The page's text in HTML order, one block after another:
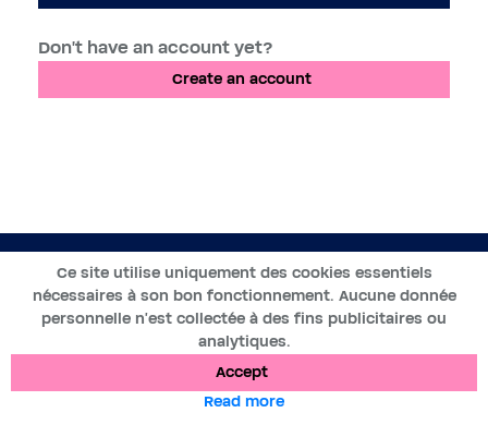
Don't have an account yet?
Create an account
EN
2019-2025 ©BWT by Wess Soft - All rights reserved
Data protectionCookiesLegal notices
Accept
Ce site utilise uniquement des cookies essentiels
nécessaires à son bon fonctionnement. Aucune donnée
personnelle n’est collectée à des fins publicitaires ou
analytiques.
Read more